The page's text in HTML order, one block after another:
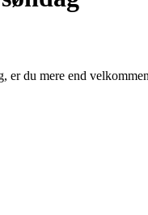
du mere end